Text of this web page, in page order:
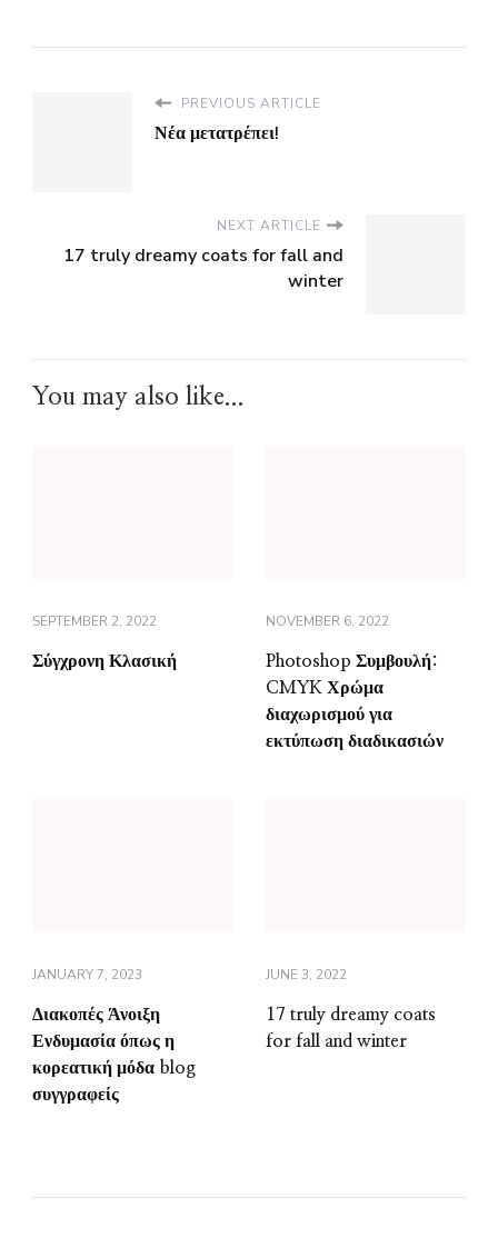
PREVIOUS ARTICLE
Νέα μετατρέπει!
NEXT ARTICLE
17 truly dreamy coats for fall and
winter
You may also like...
SEPTEMBER 2, 2022
Σύγχρονη Κλασική
NOVEMBER 6, 2022
Photoshop Συμβουλή:
CMYK Χρώμα
διαχωρισμού για
εκτύπωση διαδικασιών
JANUARY 7, 2023
Διακοπές Άνοιξη
Ενδυμασία όπως η
κορεατική μόδα blog
συγγραφείς
JUNE 3, 2022
17 truly dreamy coats
for fall and winter